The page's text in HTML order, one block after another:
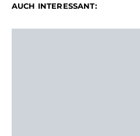
AUCH INTERESSANT: